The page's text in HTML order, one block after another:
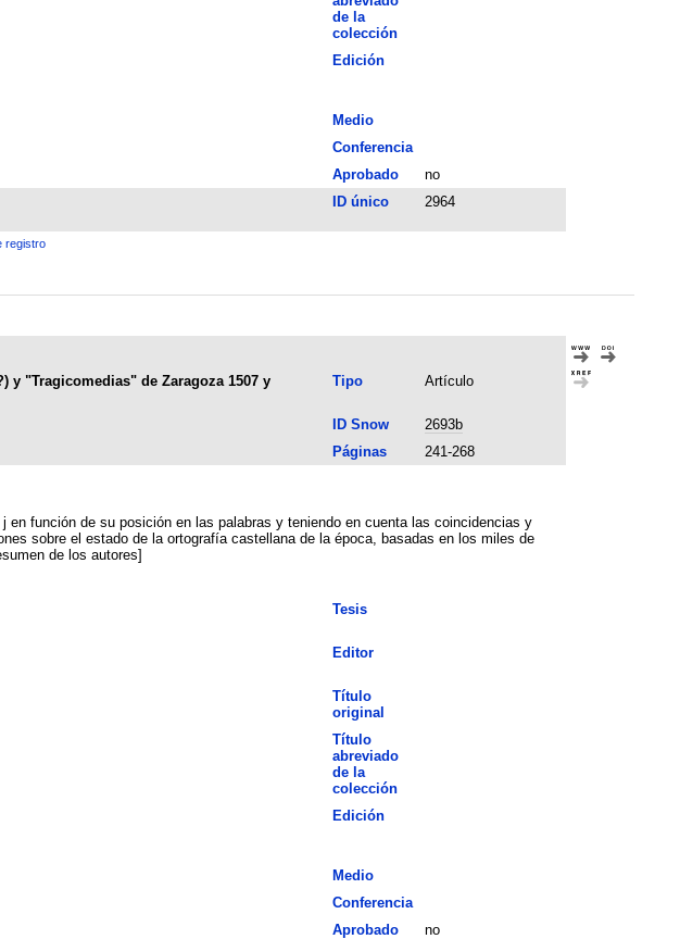
de la
colección
Edición
Medio
Conferencia
Aprobado
no
ID único 2964
registro
y "Tragicomedias" de Zaragoza 1507 y
Tipo Artículo
ID Snow
2693b
Páginas
241-268
función de su posición en las palabras y teniendo en cuenta las coincidencias y
sobre el estado de la ortografía castellana de la época, basadas en los miles de
de los autores]
Tesis
Editor
Título
original
Título
abreviado
de la
colección
Edición
Medio
Conferencia
Aprobado
no